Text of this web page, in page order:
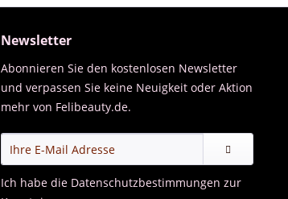
Newsletter
Abonnieren Sie den kostenlosen Newsletter
und verpassen Sie keine Neuigkeit oder Aktion
mehr von Felibeauty.de.
Ich habe die Datenschutzbestimmungen zur